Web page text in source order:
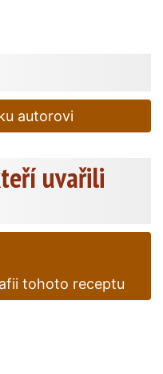
autorovi
uvařili
tohoto receptu